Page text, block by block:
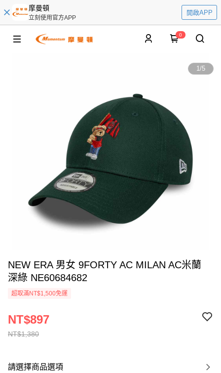
摩曼頓
立刻使用官方APP
開啟APP
0
1/5
NEW ERA 男女 9FORTY AC MILAN AC米蘭
深綠 NE60684682
超取滿NT$1,500免運
NT$1,380
NT$897
請選擇商品選項